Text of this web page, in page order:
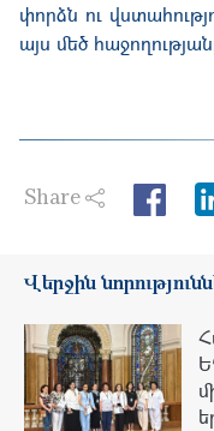
փորձն ու
այս մեծ
Share
Վերջին